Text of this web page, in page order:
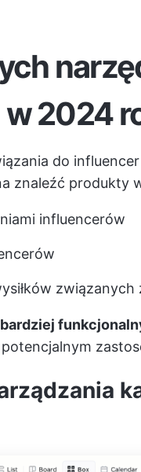
2024
do
znaleźć produkty
influencerów